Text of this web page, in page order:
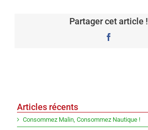
Partager cet article !
Articles récents
Consommez Malin, Consommez Nautique !